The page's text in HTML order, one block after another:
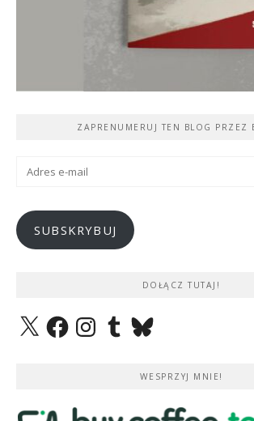
ZAPRENUMERUJ TEN BLOG PRZEZ
Adres
SUBSKRYBUJ
DOŁĄCZ TUTAJ!
X FacebookInstagramTumblrBluesky
WESPRZYJ MNIE!